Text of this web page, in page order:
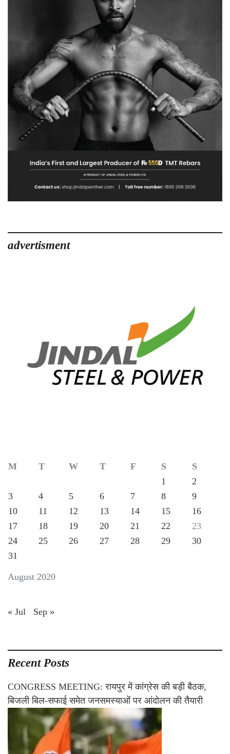
advertisment
August 2020
M T W T F S
S
1
2
3
4 5 6 7 8
9
10
11 12 13 14 15
16
17
18 19 20 21 22
23
24
25 26 27 28 29
30
31
« Jul Sep »
Recent Posts
CONGRESS MEETING: रायपुर में कांग्रेस की बड़ी बैठक,
बिजली बिल-सफाई समेत जनसमस्याओं पर आंदोलन की तैयारी